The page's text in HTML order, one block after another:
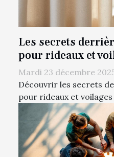
Les secrets
pour rideaux et
Mardi 23 décembre
Découvrir les secrets
pour rideaux et